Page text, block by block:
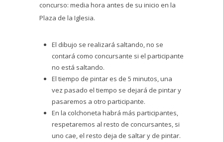
concurso: media hora antes de su inicio en la
Plaza de la Iglesia.
El dibujo se realizará saltando, no se
contará como concursante si el participante
no está saltando.
El tiempo de pintar es de 5 minutos, una
vez pasado el tiempo se dejará de pintar y
pasaremos a otro participante.
En la colchoneta habrá más participantes,
respetaremos al resto de concursantes, si
uno cae, el resto deja de saltar y de pintar.